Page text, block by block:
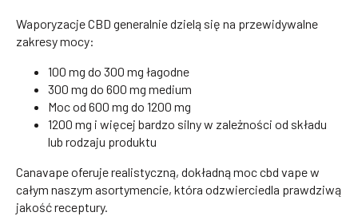
Waporyzacje CBD generalnie dzielą się na przewidywalne
zakresy mocy:
100 mg do 300 mg łagodne
300 mg do 600 mg medium
Moc od 600 mg do 1200 mg
1200 mg i więcej bardzo silny w zależności od składu
lub rodzaju produktu
Canavape oferuje realistyczną, dokładną moc cbd vape w
całym naszym asortymencie, która odzwierciedla prawdziwą
jakość receptury.